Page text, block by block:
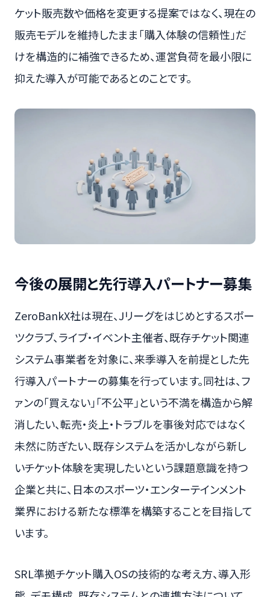
ケット販売数や価格を変更する提案ではなく、現在の
販売モデルを維持したまま「購入体験の信頼性」だ
けを構造的に補強できるため、運営負荷を最小限に
抑えた導入が可能であるとのことです。
今後の展開と先行導入パートナー募集
ZeroBankX社は現在、Jリーグをはじめとするスポー
ツクラブ、ライブ・イベント主催者、既存チケット関連
システム事業者を対象に、来季導入を前提とした先
行導入パートナーの募集を行っています。同社は、フ
ァンの「買えない」「不公平」という不満を構造から解
消したい、転売・炎上・トラブルを事後対応ではなく
未然に防ぎたい、既存システムを活かしながら新し
いチケット体験を実現したいという課題意識を持つ
企業と共に、日本のスポーツ・エンターテインメント
業界における新たな標準を構築することを目指して
います。
SRL準拠チケット購入OSの技術的な考え方、導入形